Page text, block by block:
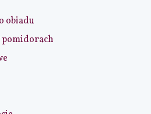
obiadu
pomidorach